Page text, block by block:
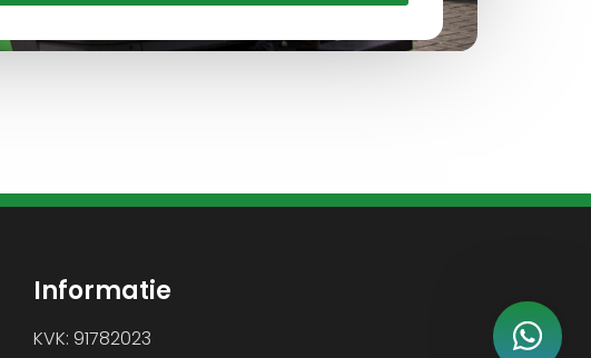
Informatie
KVK: 91782023